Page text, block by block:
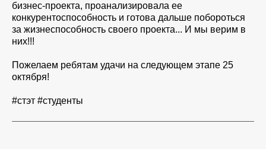
бизнес-проекта, проанализировала ее
конкурентоспособность и готова дальше побороться
за жизнеспособность своего проекта... И мы верим в
них!!!
Пожелаем ребятам удачи на следующем этапе 25
октября!
#стэт #студенты